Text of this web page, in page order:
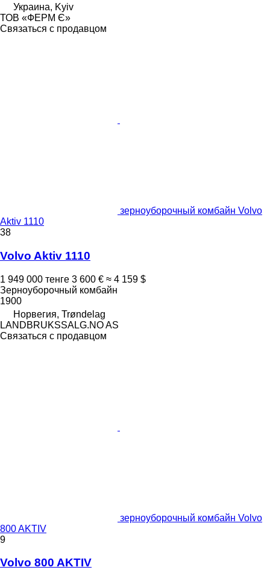
Украина, Kyiv
ТОВ «ФЕРМ Є»
Связаться с продавцом
зерноуборочный комбайн Volvo
Aktiv 1110
38
Volvo Aktiv 1110
1 949 000 тенге 3 600 € ≈ 4 159 $
Зерноуборочный комбайн
1900
Норвегия, Trøndelag
LANDBRUKSSALG.NO AS
Связаться с продавцом
зерноуборочный комбайн Volvo
800 AKTIV
9
Volvo 800 AKTIV